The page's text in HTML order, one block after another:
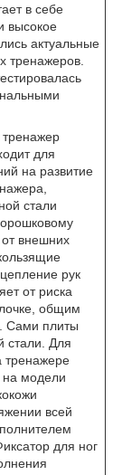
в себе
высокое
актуальные
тренажеров.
для
на развитие
стали
внешних
рук
от риска
общим
Сами плиты
стали. Для
тренажере
на модели
всей
для ног